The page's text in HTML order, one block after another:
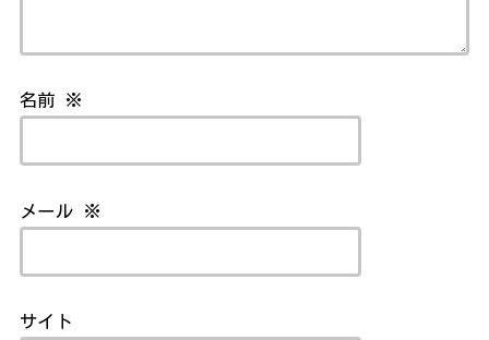
名前 ※
メール ※
サイト